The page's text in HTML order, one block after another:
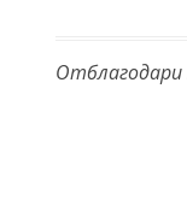
Отблагодари